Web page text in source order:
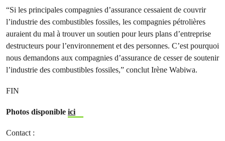
“Si les principales compagnies d’assurance cessaient de couvrir
l’industrie des combustibles fossiles, les compagnies pétrolières
auraient du mal à trouver un soutien pour leurs plans d’entreprise
destructeurs pour l’environnement et des personnes. C’est pourquoi
nous demandons aux compagnies d’assurance de cesser de soutenir
l’industrie des combustibles fossiles,” conclut Irène Wabiwa.
FIN
Photos disponible ici
Contact :